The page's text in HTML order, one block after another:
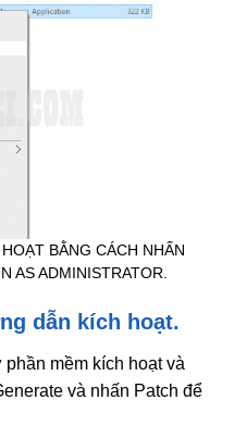
BẰNG CÁCH NHẤN
AS ADMINISTRATOR.
dẫn kích hoạt.
mềm kích hoạt và
và nhấn Patch để